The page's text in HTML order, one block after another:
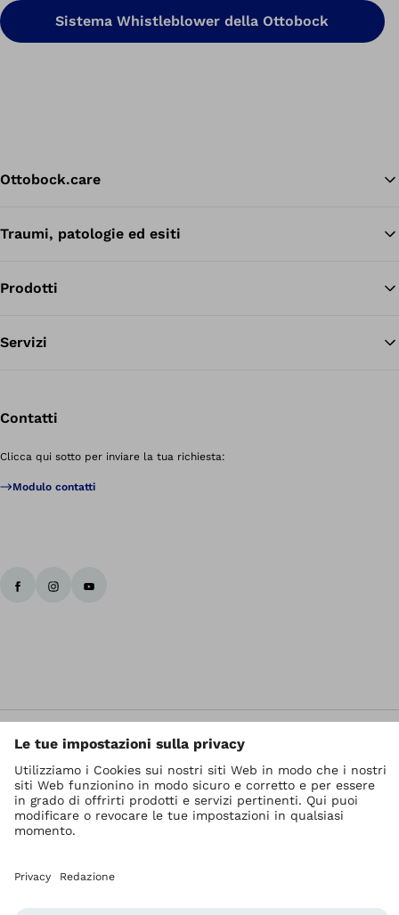
Sistema Whistleblower della Ottobock
Ottobock.care
Traumi, patologie ed esiti
Prodotti
Servizi
Contatti
Clicca qui sotto per inviare la tua richiesta:
Modulo contatti
Impostazioni relative alla protezione dei dati
Privacy
Termini di servizio
Unità di segnalazione